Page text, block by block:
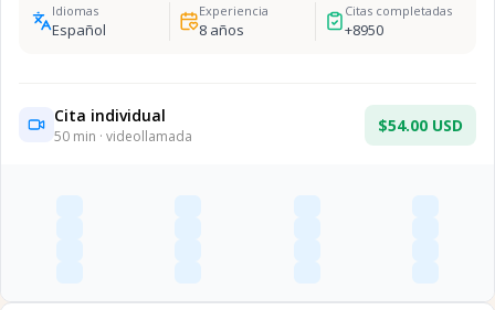
Idiomas
Español
Experiencia
8años
Citas completadas
+8950
Cita individual
50 min · videollamada
$54.00 USD